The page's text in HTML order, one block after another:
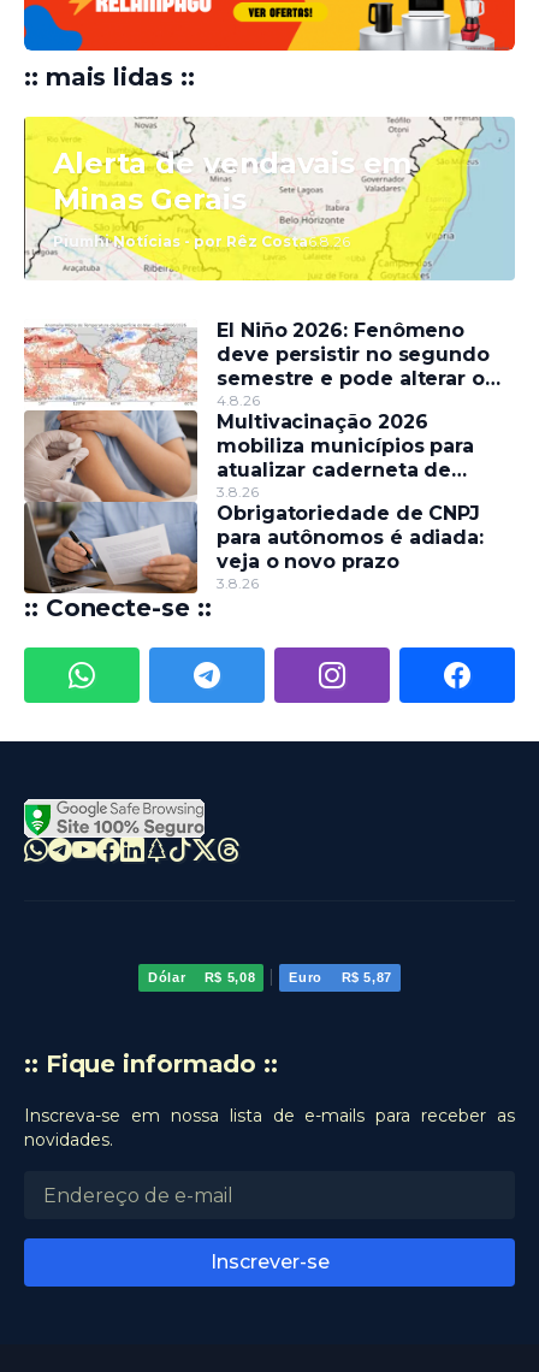
:: mais lidas ::
Alerta de vendavais em
Minas Gerais
Piumhi Notícias - por Rêz Costa6.8.26
El Niño 2026: Fenômeno
deve persistir no segundo
semestre e pode alterar o
regime de chuvas
4.8.26
Multivacinação 2026
mobiliza municípios para
atualizar caderneta de
crianças e adolescentes
3.8.26
Obrigatoriedade de CNPJ
para autônomos é adiada:
veja o novo prazo
3.8.26
:: Conecte-se ::
Dólar R$ 5,08 | Euro R$ 5,87
:: Fique informado ::
Inscreva-se em nossa lista de e-mails para receber as
novidades.